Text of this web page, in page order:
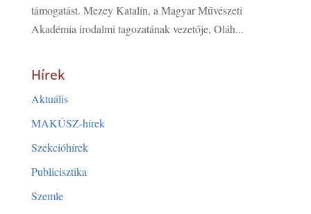
támogatást. Mezey Katalin, a Magyar Művészeti
Akadémia irodalmi tagozatának vezetője, Oláh...
Hírek
Aktuális
MAKÚSZ-hírek
Szekcióhírek
Publicisztika
Szemle